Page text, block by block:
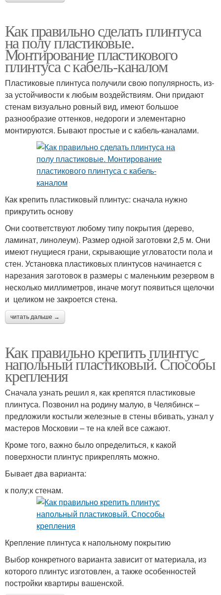
Как правильно сделать плинтуса
на полу пластиковые.
Монтирование пластикового
плинтуса с кабель-каналом
Пластиковые плинтуса получили свою популярность, из-
за устойчивости к любым воздействиям. Они придают
стенам визуально ровный вид, имеют большое
разнообразие оттенков, недороги и элементарно
монтируются. Бывают простые и с кабель-каналами.
Как крепить пластиковый плинтус: сначала нужно
прикрутить основу
Они соответствуют любому типу покрытия (дерево,
ламинат, линолеум). Размер одной заготовки 2,5 м. Они
имеют гнущиеся грани, скрывающие угловатости пола и
стен. Установка пластиковых плинтусов начинается с
нарезания заготовок в размеры с маленьким резервом в
несколько миллиметров, иначе могут появиться щелочки
и целиком не закроется стена.
читать дальше →
Как правильно крепить плинтус
напольный пластиковый. Способы
крепления
Сначала узнать решил я, как крепятся пластиковые
плинтуса. Позвонил на родину малую, в Челябинск –
предложили костыли железные в стены вбивать, узнал у
мастеров Московии – те на клей все сажают.
Кроме того, важно было определиться, к какой
поверхности плинтус прикреплять можно.
Бывает два варианта:
к полу;к стенам.
Крепление плинтуса к напольному покрытию
Выбор конкретного варианта зависит от материала, из
которого плинтус изготовлен, а также особенностей
постройки квартиры вашенской.